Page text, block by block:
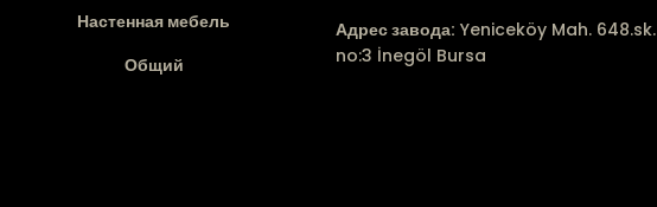
Настенная мебель
Общий
Адрес завода: Yeniceköy Mah. 648.sk.
no:3 İnegöl Bursa